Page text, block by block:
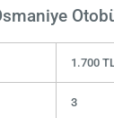
1.700
3